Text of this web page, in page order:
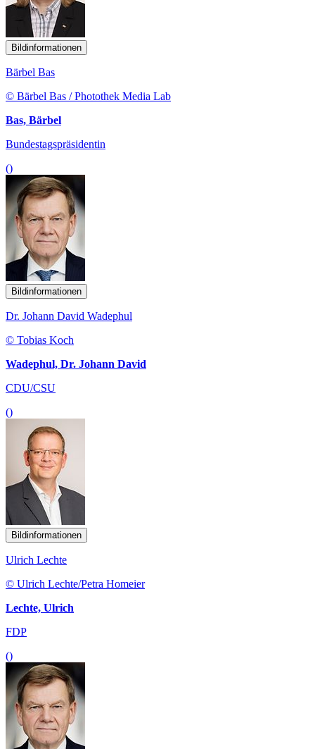
Bildinformationen
Bärbel Bas
© Bärbel Bas / Photothek Media Lab
Bas, Bärbel
Bundestagspräsidentin
()
Bildinformationen
Dr. Johann David Wadephul
© Tobias Koch
Wadephul, Dr. Johann David
CDU/CSU
()
Bildinformationen
Ulrich Lechte
© Ulrich Lechte/Petra Homeier
Lechte, Ulrich
FDP
()